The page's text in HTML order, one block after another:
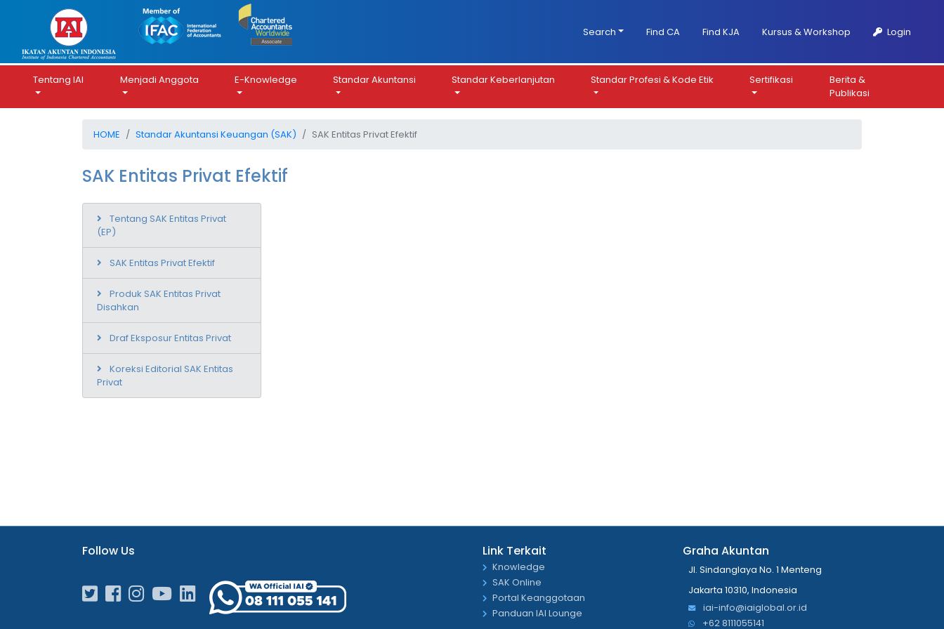
Search Find CA Find KJA Kursus & Workshop Login
Tentang IAI Menjadi Anggota E-Knowledge Standar Akuntansi Standar Keberlanjutan Standar Profesi & Kode Etik Sertifikasi
Berita &
Publikasi
HOME Standar Akuntansi Keuangan (SAK) SAK Entitas Privat Efektif
SAK Entitas Privat Efektif
Tentang SAK Entitas Privat
(EP)
SAK Entitas Privat Efektif
Produk SAK Entitas Privat
Disahkan
Draf Eksposur Entitas Privat
Koreksi Editorial SAK Entitas
Privat
Follow Us Link Terkait
Knowledge
SAK Online
Portal Keanggotaan
Panduan IAI Lounge
Graha Akuntan
Jl. Sindanglaya No. 1 Menteng
Jakarta 10310, Indonesia
iai-info@iaiglobal.or.id
+62 8111055141